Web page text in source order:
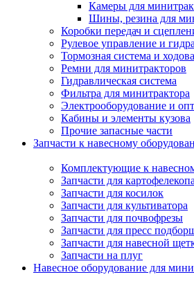
Камеры для
Шины, резина для
Коробки передач и
Рулевое управление и
Тормозная система и
Ремни для минитракторов
Гидравлическая система
Фильтра для минитрактора
Электрооборудование и
Кабины и элементы кузова
Прочие запасные части
Запчасти к навесному
Комплектующие к
Запчасти для
Запчасти для косилок
Запчасти для культиватора
Запчасти для почвофрезы
Запчасти для пресс
Запчасти для навесной
Запчасти на плуг
Навесное оборудование для